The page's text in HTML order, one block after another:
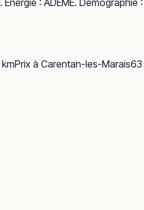
. Énergie : ADEME. Démographie :
kmPrix à Carentan-les-Marais63